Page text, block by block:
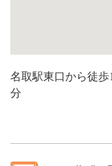
名取駅東口から徒歩
分